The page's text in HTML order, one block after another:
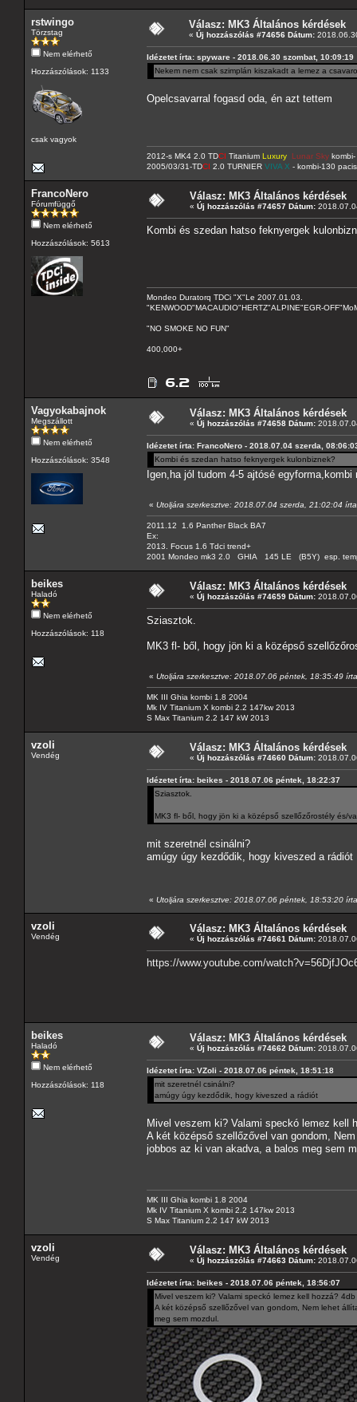
rstwingo
Törzstag
Nem elérhető
Hozzászólások: 1133
csak vagyok
Válasz: MK3 Általános kérdések
« Új hozzászólás #74656 Dátum:
Idézetet írta: spyware - 2018.06.30 szombat, 10:09:19
Nekem nem csak szimplán kiszakadt a lemez a
Opelcsavarral fogasd oda, én azt tettem
2012-s MK4 2.0 TDCI Titanium Luxury Lunar Sky
2005/03/31-TDCI 2.0 TURNIER VIVA X - kombi-130
FrancoNero
Fórumfüggő
Nem elérhető
Hozzászólások: 5613
Válasz: MK3 Általános kérdések
« Új hozzászólás #74657 Dátum:
Kombi és szedan hatso feknyergek
Mondeo Duratorq TDCi "X"Le 2007.01.03.
"KENWOOD"MACAUDIO"HERTZ"ALPINE"EGR-
"NO SMOKE NO FUN"
400,000+
Vagyokabajnok
Megszállott
Nem elérhető
Hozzászólások: 3548
Válasz: MK3 Általános kérdések
« Új hozzászólás #74658 Dátum:
Idézetet írta: FrancoNero - 2018.07.04 szerda,
Kombi és szedan hatso feknyergek kulonbiznek?
Igen,ha jól tudom 4-5 ajtósé
« Utoljára szerkesztve: 2018.07.04 szerda, 21:02:04
2011.12 1.6 Panther Black BA7
Ex:
2013. Focus 1.6 Tdci trend+
2001 Mondeo mk3 2.0 GHIA 145 LE (B5Y) esp.
beikes
Haladó
Nem elérhető
Hozzászólások: 118
Válasz: MK3 Általános kérdések
« Új hozzászólás #74659 Dátum:
Sziasztok.
MK3 fl- ből, hogy jön ki a középső
« Utoljára szerkesztve: 2018.07.06 péntek, 18:35:49
MK III Ghia kombi 1.8 2004
Mk IV Titanium X kombi 2.2 147kw 2013
S Max Titanium 2.2 147 kW 2013
vzoli
Vendég
Válasz: MK3 Általános kérdések
« Új hozzászólás #74660 Dátum:
Idézetet írta: beikes - 2018.07.06 péntek, 18:22:37
Sziasztok.
MK3 fl- ből, hogy jön ki a középső szellőzőrostély és/
mit szeretnél csinálni?
amúgy úgy kezdődik, hogy kiveszed a rádiót
« Utoljára szerkesztve: 2018.07.06 péntek, 18:53:20
vzoli
Vendég
Válasz: MK3 Általános kérdések
« Új hozzászólás #74661 Dátum:
https://www.youtube.com/
beikes
Haladó
Nem elérhető
Hozzászólások: 118
Válasz: MK3 Általános kérdések
« Új hozzászólás #74662 Dátum:
Idézetet írta: VZoli - 2018.07.06 péntek, 18:51:18
mit szeretnél csinálni?
amúgy úgy kezdődik, hogy kiveszed a rádiót
Mivel veszem ki? Valami speckó lemez kell
A két középső szellőzővel van gondom,
jobbos az ki van akadva, a balos meg sem
MK III Ghia kombi 1.8 2004
Mk IV Titanium X kombi 2.2 147kw 2013
S Max Titanium 2.2 147 kW 2013
vzoli
Vendég
Válasz: MK3 Általános kérdések
« Új hozzászólás #74663 Dátum:
Idézetet írta: beikes - 2018.07.06 péntek, 18:56:07
Mivel veszem ki? Valami speckó lemez kell hozzá? 4db
A két középső szellőzővel van gondom, Nem lehet
meg sem mozdul.